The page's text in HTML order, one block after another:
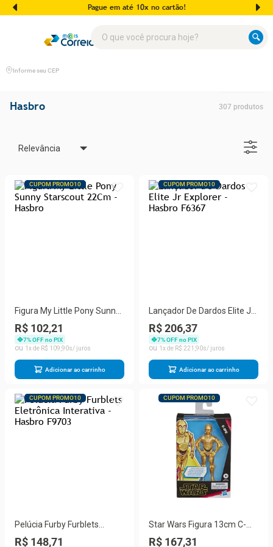
Pague em até 10x no cartão!
Informe seu CEP
Hasbro 307 produtos
Relevância
CUPOM PROMO10
Figura My Little Pony Sunny
Starscout 22Cm - Hasbro
R$ 102,21
7% OFF no PIX
1
R$ 109 90
Adicionar ao carrinho
CUPOM PROMO10
Lançador De Dardos Elite Jr
Explorer - Hasbro F6367
R$ 206,37
7% OFF no PIX
1
R$ 221 90
Adicionar ao carrinho
CUPOM PROMO10
Pelúcia Furby Furblets
Eletrônica Interativa -
R$ 148,71
CUPOM PROMO10
Star Wars Figura 13cm C-
3PO - Hasbro
R$ 167,31